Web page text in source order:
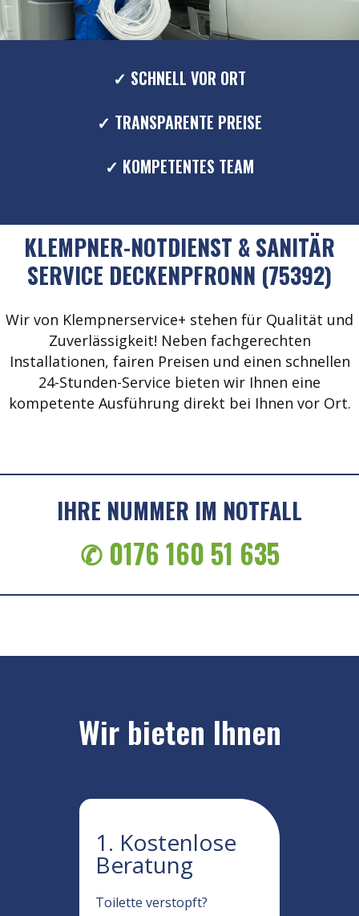
✓ SCHNELL VOR ORT
✓ TRANSPARENTE PREISE
✓ KOMPETENTES TEAM
KLEMPNER-NOTDIENST & SANITÄR
SERVICE DECKENPFRONN (75392)
Wir von Klempnerservice+ stehen für Qualität und
Zuverlässigkeit! Neben fachgerechten
Installationen, fairen Preisen und einen schnellen
24-Stunden-Service bieten wir Ihnen eine
kompetente Ausführung direkt bei Ihnen vor Ort.
IHRE NUMMER IM NOTFALL
✆ 0176 160 51 635
Wir bieten Ihnen
1. Kostenlose
Beratung
Toilette verstopft?